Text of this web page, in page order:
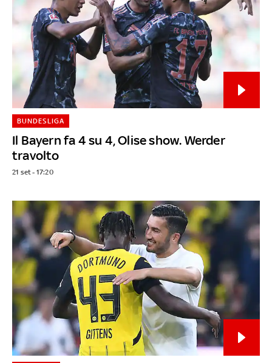
Il Bayern fa 4 su 4, Olise show. Werder
travolto
BUNDESLIGA
21 set - 17:20